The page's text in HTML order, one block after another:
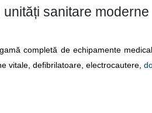
sanitare moderne
completă de echipamente
vitale, defibrilatoare, electrocautere,